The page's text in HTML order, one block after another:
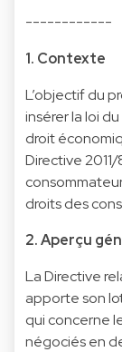
------------
1. Contexte
L’objectif du
insérer la loi
droit
Directive
droits des
2. Aperçu
La Directive
apporte son
qui concerne
négociés en